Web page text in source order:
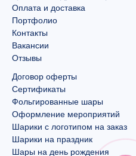
Оплата и доставка
Портфолио
Контакты
Вакансии
Отзывы
Договор оферты
Сертификаты
Фольгированные шары
Оформление мероприятий
Шарики с логотипом на заказ
Шарики на праздник
Шары на день рождения